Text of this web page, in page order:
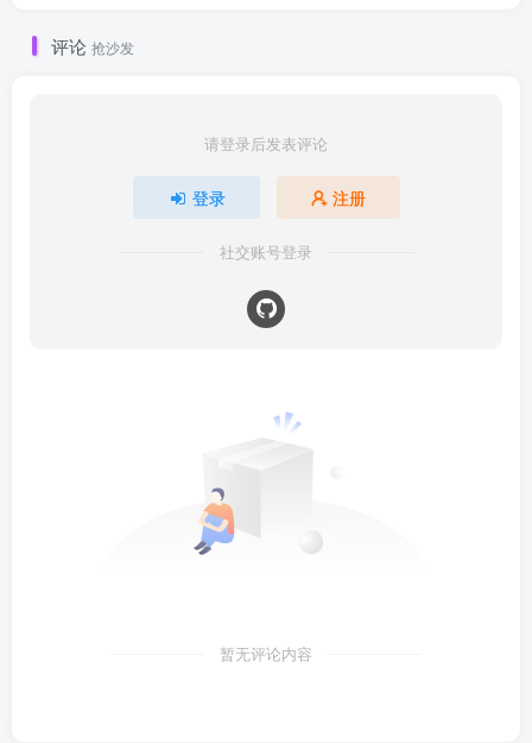
评论 抢沙发
请登录后发表评论
登录 注册
社交账号登录
暂无评论内容